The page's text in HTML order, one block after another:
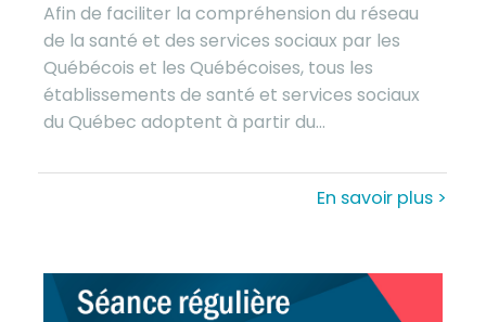
Afin de faciliter la compréhension du réseau
de la santé et des services sociaux par les
Québécois et les Québécoises, tous les
établissements de santé et services sociaux
du Québec adoptent à partir du...
En savoir plus >